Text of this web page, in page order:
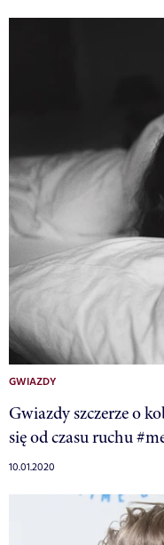
GWIAZDY
Gwiazdy szczerze o
się od czasu ruchu
10.01.2020